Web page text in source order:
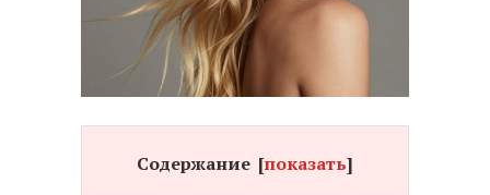
Содержание [показать]